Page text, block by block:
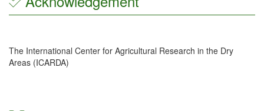
The International Center for Agricultural Research in the Dry
Areas (ICARDA)